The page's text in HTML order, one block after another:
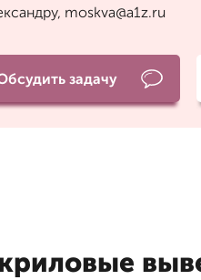
moskva@a1z.ru
задачу